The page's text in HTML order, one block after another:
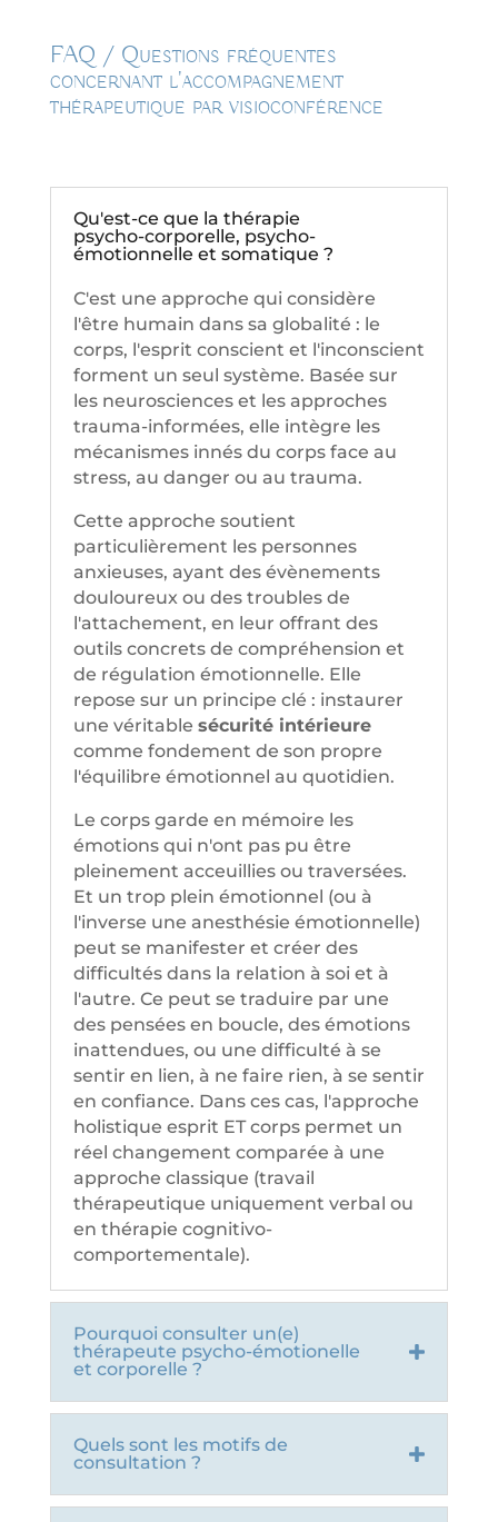
FAQ / Questions fréquentes
concernant l'accompagnement
thérapeutique par visioconférence
Qu'est-ce que la thérapie
psycho-corporelle, psycho-
émotionnelle et somatique ?
C'est une approche qui considère
l'être humain dans sa globalité : le
corps, l'esprit conscient et l'inconscient
forment un seul système. Basée sur
les neurosciences et les approches
trauma-informées, elle intègre les
mécanismes innés du corps face au
stress, au danger ou au trauma.
Cette approche soutient
particulièrement les personnes
anxieuses, ayant des évènements
douloureux ou des troubles de
l'attachement, en leur offrant des
outils concrets de compréhension et
de régulation émotionnelle. Elle
repose sur un principe clé : instaurer
une véritable sécurité intérieure
comme fondement de son propre
l'équilibre émotionnel au quotidien.
Le corps garde en mémoire les
émotions qui n'ont pas pu être
pleinement acceuillies ou traversées.
Et un trop plein émotionnel (ou à
l'inverse une anesthésie émotionnelle)
peut se manifester et créer des
difficultés dans la relation à soi et à
l'autre. Ce peut se traduire par une
des pensées en boucle, des émotions
inattendues, ou une difficulté à se
sentir en lien, à ne faire rien, à se sentir
en confiance. Dans ces cas, l'approche
holistique esprit ET corps permet un
réel changement comparée à une
approche classique (travail
thérapeutique uniquement verbal ou
en thérapie cognitivo-
comportementale).
Pourquoi consulter un(e)
thérapeute psycho-émotionelle
et corporelle ?
Quels sont les motifs de
consultation ?